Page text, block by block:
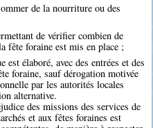
de la nourriture ou des
de vérifier combien de
fête foraine est mis en place ;
élaboré, avec des entrées et des
foraine, sauf dérogation motivée
par les autorités locales
alternative.
des missions des services de
et aux fêtes foraines est